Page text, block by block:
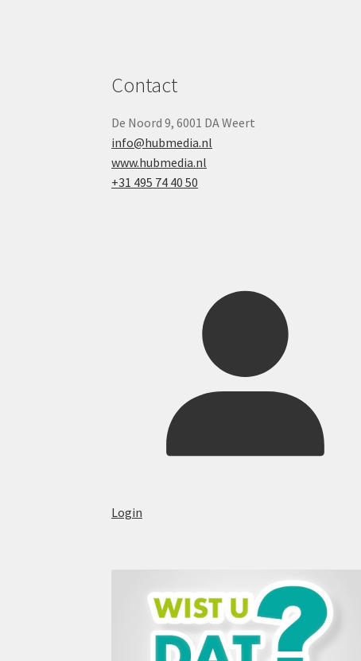
Contact
De Noord 9, 6001 DA Weert
info@hubmedia.nl
www.hubmedia.nl
+31 495 74 40 50
Login